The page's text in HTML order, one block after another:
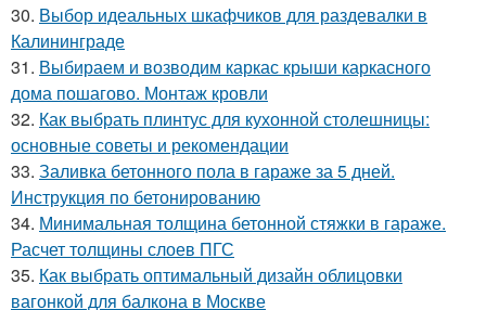
30. Выбор идеальных шкафчиков для раздевалки в
Калининграде
31. Выбираем и возводим каркас крыши каркасного
дома пошагово. Монтаж кровли
32. Как выбрать плинтус для кухонной столешницы:
основные советы и рекомендации
33. Заливка бетонного пола в гараже за 5 дней.
Инструкция по бетонированию
34. Минимальная толщина бетонной стяжки в гараже.
Расчет толщины слоев ПГС
35. Как выбрать оптимальный дизайн облицовки
вагонкой для балкона в Москве